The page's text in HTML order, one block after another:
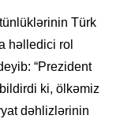
Türk
həlledici rol
“Prezident
bildirdi ki, ölkəmiz
dəhlizlərinin